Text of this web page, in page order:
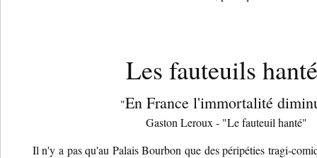
Les fauteuils
"En France l'immortalité
Gaston Leroux - "Le fauteuil hanté"
Il n'y a pas qu'au Palais Bourbon que des péripéties tragi-